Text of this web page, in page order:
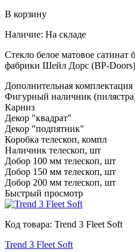
В корзину
Наличие: На складе
Стекло белое матовое сатинат
фабрики Шейл Дорс (BP-
Дополнительная комплектация
Фигурный наличник
Карниз
Декор "квадрат"
Декор "подпятник"
Коробка телескоп, компл
Наличник телескоп, шт
Добор 100 мм телескоп, шт
Добор 150 мм телескоп, шт
Добор 200 мм телескоп, шт
Быстрый просмотр
Код товара: Trend 3 Fleet Soft
Trend 3 Fleet Soft